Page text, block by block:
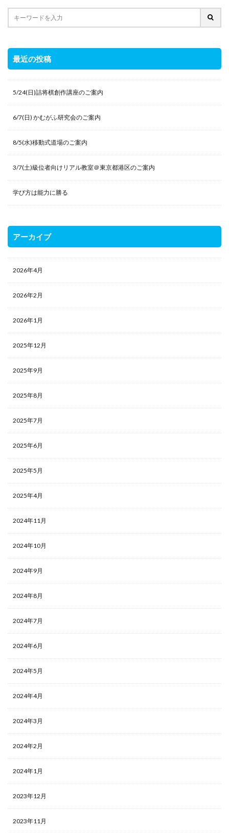
最近の投稿
5/24(日)詰将棋創作講座のご案内
6/7(日) かむがふ研究会のご案内
8/5(水)移動式道場のご案内
3/7(土)級位者向けリアル教室＠東京都港区のご案内
学び方は能力に勝る
アーカイブ
2026年4月
2026年2月
2026年1月
2025年12月
2025年9月
2025年8月
2025年7月
2025年6月
2025年5月
2025年4月
2024年11月
2024年10月
2024年9月
2024年8月
2024年7月
2024年6月
2024年5月
2024年4月
2024年3月
2024年2月
2024年1月
2023年12月
2023年11月